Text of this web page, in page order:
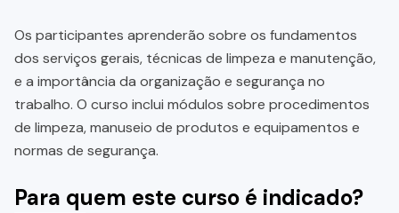
Os participantes aprenderão sobre os fundamentos
dos serviços gerais, técnicas de limpeza e manutenção,
e a importância da organização e segurança no
trabalho. O curso inclui módulos sobre procedimentos
de limpeza, manuseio de produtos e equipamentos e
normas de segurança.
Para quem este curso é indicado?